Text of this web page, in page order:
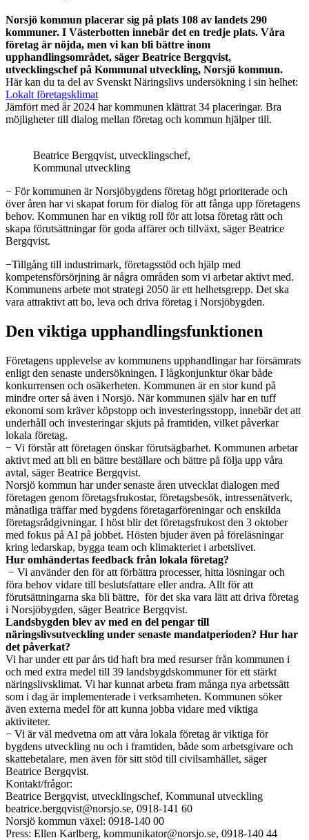
Norsjö kommun placerar sig på plats 108 av landets 290
kommuner. I Västerbotten innebär det en tredje plats. Våra
företag är nöjda, men vi kan bli bättre inom
upphandlingsområdet, säger Beatrice Bergqvist,
utvecklingschef på Kommunal utveckling, Norsjö kommun.
Här kan du ta del av Svenskt Näringslivs undersökning i sin helhet:
Lokalt företagsklimat
Jämfört med år 2024 har kommunen klättrat 34 placeringar. Bra
möjligheter till dialog mellan företag och kommun hjälper till.
Beatrice Bergqvist, utvecklingschef,
Kommunal utveckling
− För kommunen är Norsjöbygdens företag högt prioriterade och
över åren har vi skapat forum för dialog för att fånga upp företagens
behov. Kommunen har en viktig roll för att lotsa företag rätt och
skapa förutsättningar för goda affärer och tillväxt, säger Beatrice
Bergqvist.
−Tillgång till industrimark, företagsstöd och hjälp med
kompetensförsörjning är några områden som vi arbetar aktivt med.
Kommunens arbete mot strategi 2050 är ett helhetsgrepp. Det ska
vara attraktivt att bo, leva och driva företag i Norsjöbygden.
Den viktiga upphandlingsfunktionen
Företagens upplevelse av kommunens upphandlingar har försämrats
enligt den senaste undersökningen. I lågkonjunktur ökar både
konkurrensen och osäkerheten. Kommunen är en stor kund på
mindre orter så även i Norsjö. När kommunen själv har en tuff
ekonomi som kräver köpstopp och investeringsstopp, innebär det att
underhåll och investeringar skjuts på framtiden, vilket påverkar
lokala företag.
− Vi förstår att företagen önskar förutsägbarhet. Kommunen arbetar
aktivt med att bli en bättre beställare och bättre på följa upp våra
avtal, säger Beatrice Bergqvist.
Norsjö kommun har under senaste åren utvecklat dialogen med
företagen genom företagsfrukostar, företagsbesök, intressenätverk,
månatliga träffar med bygdens företagarföreningar och enskilda
företagsrådgivningar. I höst blir det företagsfrukost den 3 oktober
med fokus på AI på jobbet. Hösten bjuder även på föreläsningar
kring ledarskap, bygga team och klimakteriet i arbetslivet.
Hur omhändertas feedback från lokala företag?
− Vi använder den för att förbättra processer, hitta lösningar och
föra behov vidare till beslutsfattare eller andra. Allt för att
förutsättningarna ska bli bättre, för det ska vara lätt att driva företag
i Norsjöbygden, säger Beatrice Bergqvist.
Landsbygden blev av med en del pengar till
näringslivsutveckling under senaste mandatperioden? Hur har
det påverkat?
Vi har under ett par års tid haft bra med resurser från kommunen i
och med extra medel till 39 landsbygdskommuner för ett stärkt
näringslivsklimat. Vi har kunnat arbeta fram många nya arbetssätt
som i dag är implementerade i verksamheten. Kommunen söker
även externa medel för att kunna jobba vidare med viktiga
aktiviteter.
− Vi är väl medvetna om att våra lokala företag är viktiga för
bygdens utveckling nu och i framtiden, både som arbetsgivare och
skattebetalare, men även för sitt stöd till civilsamhället, säger
Beatrice Bergqvist.
Kontakt/frågor:
Beatrice Bergqvist, utvecklingschef, Kommunal utveckling
beatrice.bergqvist@norsjo.se, 0918-141 60
Norsjö kommun växel: 0918-140 00
Press: Ellen Karlberg, kommunikator@norsjo.se, 0918-140 44